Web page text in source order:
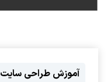
آموزش طراحی سایت